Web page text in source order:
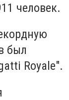
человек.
был
Royale".